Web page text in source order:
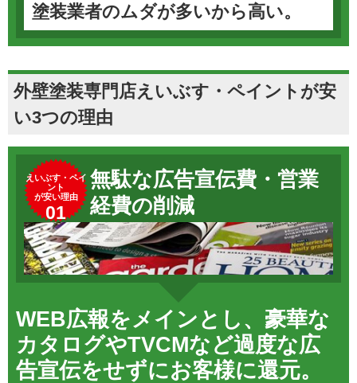
塗装業者のムダが多いから高い。
外壁塗装専門店えいぶす・ペイントが安
い3つの理由
えいぶす・ペイ
ント
が安い理由
01
無駄な広告宣伝費・営業
経費の削減
WEB広報をメインとし、豪華な
カタログやTVCMなど過度な広
告宣伝をせずにお客様に還元。